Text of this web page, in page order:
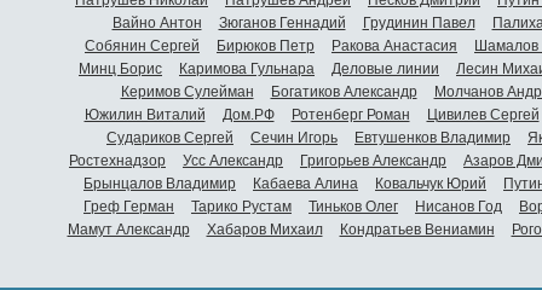
Вайно Антон
Зюганов Геннадий Грудинин Павел
Собянин Сергей
Бирюков Петр Ракова Анастасия
Шамалов
Минц Борис
Каримова Гульнара Деловые линии
Лесин
Керимов Сулейман
Богатиков Александр
Молчанов
Южилин Виталий
Дом.РФ Ротенберг Роман
Цивилев Сергей
Судариков Сергей
Сечин Игорь Евтушенков Владимир
Ростехнадзор
Усс Александр Григорьев Александр
Азаров
Брынцалов Владимир
Кабаева Алина Ковальчук Юрий
Греф Герман
Тарико Рустам Тиньков Олег Нисанов Год
Мамут Александр
Хабаров Михаил Кондратьев Вениамин